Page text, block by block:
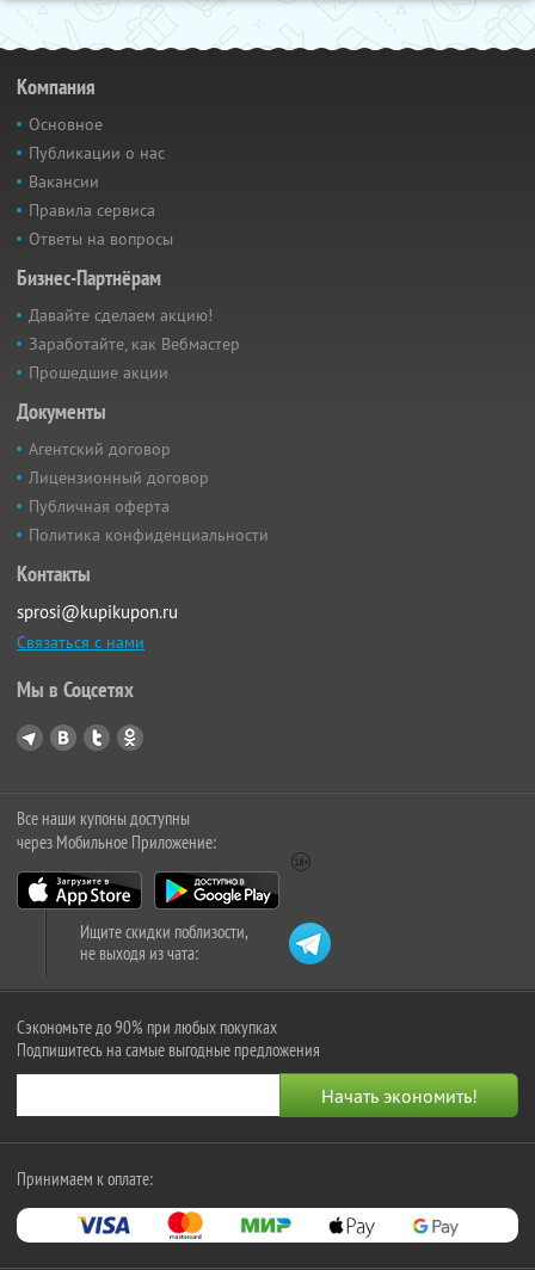
Компания
Основное
Публикации о нас
Вакансии
Правила сервиса
Ответы на вопросы
Бизнес-Партнёрам
Давайте сделаем акцию!
Заработайте, как Вебмастер
Прошедшие акции
Документы
Агентский договор
Лицензионный договор
Публичная оферта
Политика конфиденциальности
Контакты
sprosi@kupikupon.ru
Связаться с нами
Мы в Соцсетях
Все наши купоны доступны
через Мобильное Приложение:
Ищите скидки поблизости,
не выходя из чата:
Сэкономьте до 90% при любых покупках
Подпишитесь на самые выгодные предложения
Принимаем к оплате: